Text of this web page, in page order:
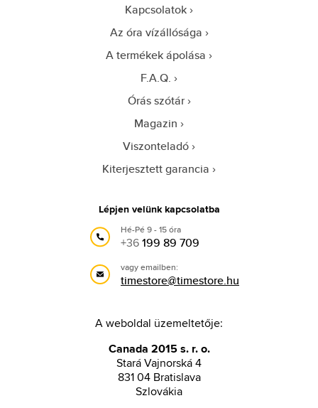
Kapcsolatok
Az óra vízállósága
A termékek ápolása
F.A.Q.
Órás szótár
Magazin
Viszonteladó
Kiterjesztett garancia
Lépjen velünk kapcsolatba
Hé-Pé 9 - 15 óra
+36199 89 709
vagy emailben:
timestore@timestore.hu
A weboldal üzemeltetője:
Canada 2015 s. r. o.
Stará Vajnorská 4
831 04 Bratislava
Szlovákia